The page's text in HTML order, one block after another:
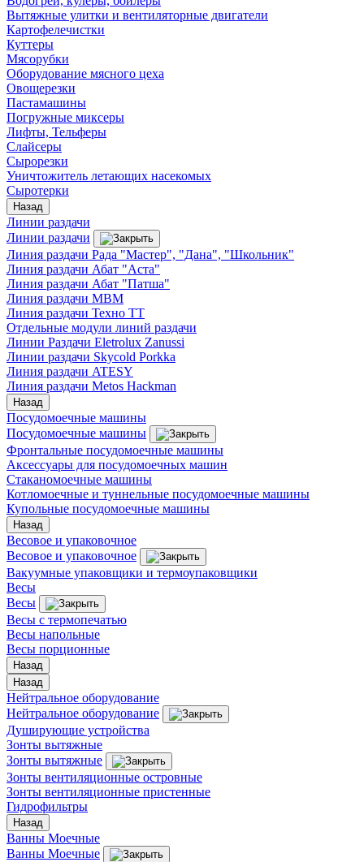
Вытяжные улитки и вентиляторные двигатели
Картофелечистки
Куттеры
Мясорубки
Оборудование мясного цеха
Овощерезки
Пастамашины
Погружные миксеры
Лифты, Тельферы
Слайсеры
Сырорезки
Уничтожитель летающих насекомых
Сыротерки
Назад
Линии раздачи
Линии раздачи
Линия раздачи Рада "Мастер", "Дана", "Школьник"
Линия раздачи Абат "Аста"
Линия раздачи Абат "Патша"
Линия раздачи МВМ
Линия раздачи Техно ТТ
Отдельные модули линий раздачи
Линии Раздачи Eletrolux Zanussi
Линии раздачи Skycold Porkka
Линия раздачи ATESY
Линия раздачи Metos Hackman
Назад
Посудомоечные машины
Посудомоечные машины
Фронтальные посудомоечные машины
Аксессуары для посудомоечных машин
Стаканомоечные машины
Котломоечные и туннельные посудомоечные машины
Купольные посудомоечные машины
Назад
Весовое и упаковочное
Весовое и упаковочное
Вакуумные упаковщики и термоупаковщики
Весы
Весы
Весы с термопечатью
Весы напольные
Весы порционные
Назад
Назад
Нейтральное оборудование
Нейтральное оборудование
Душирующие устройства
Зонты вытяжные
Зонты вытяжные
Зонты вентиляционные островные
Зонты вентиляционные пристенные
Гидрофильтры
Назад
Ванны Моечные
Ванны Моечные